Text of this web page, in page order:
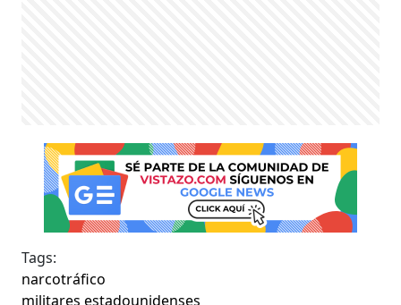
Tags:
narcotráfico
militares estadounidenses